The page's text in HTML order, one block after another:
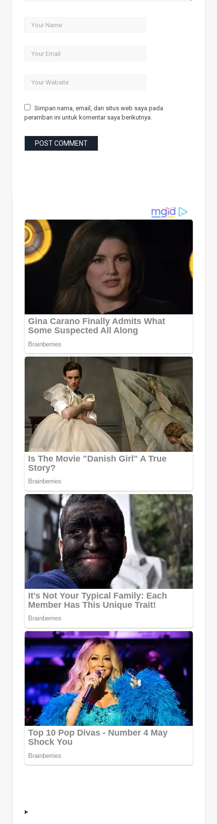
Simpan nama, email, dan situs web saya pada
peramban ini untuk komentar saya berikutnya.